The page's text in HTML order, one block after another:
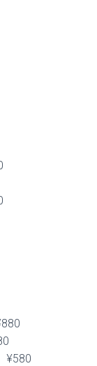
¥580